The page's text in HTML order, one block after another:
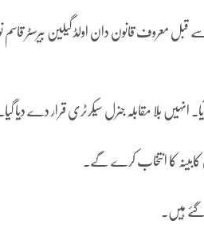
معروف قانون دان اولڈ گیلین بیرسٹر قاسم
بلا مقابلہ جنرل سیکرٹری قرار دے دیا گیا۔
ہیں۔